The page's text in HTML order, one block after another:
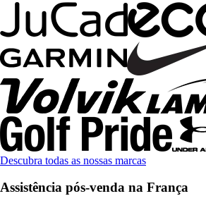
Descubra todas as nossas marcas
Assistência pós-venda na França